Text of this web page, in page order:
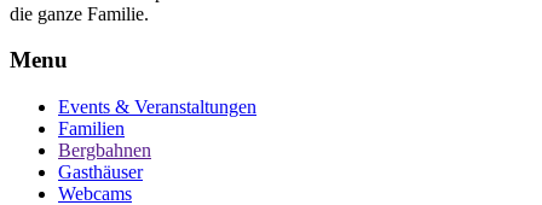
die ganze Familie.
Menu
Events & Veranstaltungen
Familien
Bergbahnen
Gasthäuser
Webcams